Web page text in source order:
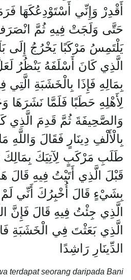
أَقْدِرْ وَإِنِّي أَسْتَوْدِعُكَهَا
حَتَّى وَلَجَتْ فِيهِ ثُمَّ
يَلْتَمِسُ مَرْكَبًا يَخْرُجُ إِلَى
الَّذِي كَانَ أَسْلَفَهُ يَنْظُرُ
بِمَالِهِ فَإِذَا بِالْخَشَبَةِ الَّتِي
لِأَهْلِهِ حَطَبًا فَلَمَّا نَشَرَهَا
وَالصَّحِيفَةَ ثُمَّ قَدِمَ الَّذِي
بِالْأَلْفِ دِينَارٍ فَقَالَ
طَلَبِ مَرْكَبٍ لِآتِيَكَ بِمَالِكَ
قَبْلَ الَّذِي أَتَيْتُ فِيهِ قَالَ
بِشَيْءٍ قَالَ أُخْبِرُكَ أَنِّي لَمْ
الَّذِي جِئْتُ فِيهِ قَالَ فَإِنَّ
الَّذِي بَعَثْتَ فِي الْخَشَبَةِ
الدِّينَارِ رَاشِدًا
terdapat seorang daripada Bani